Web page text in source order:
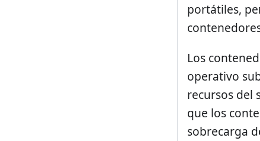
portátiles,
Los
operativo
recursos del
que los
sobrecarga